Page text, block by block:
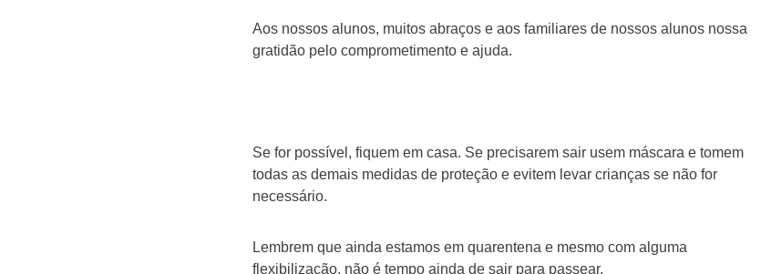
Aos nossos alunos, muitos abraços e aos familiares de nossos alunos nossa
gratidão pelo comprometimento e ajuda.
Se for possível, fiquem em casa. Se precisarem sair usem máscara e tomem
todas as demais medidas de proteção e evitem levar crianças se não for
necessário.
Lembrem que ainda estamos em quarentena e mesmo com alguma
flexibilização, não é tempo ainda de sair para passear.